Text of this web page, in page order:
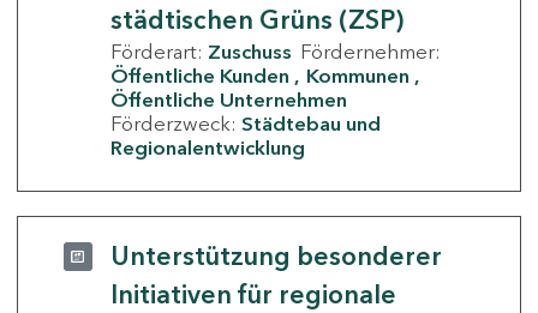
städtischen Grüns (ZSP)
Förderart: Zuschuss Fördernehmer:
Öffentliche Kunden
Kommunen
Öffentliche Unternehmen
Förderzweck: Städtebau und
Regionalentwicklung
Unterstützung besonderer
Initiativen für regionale